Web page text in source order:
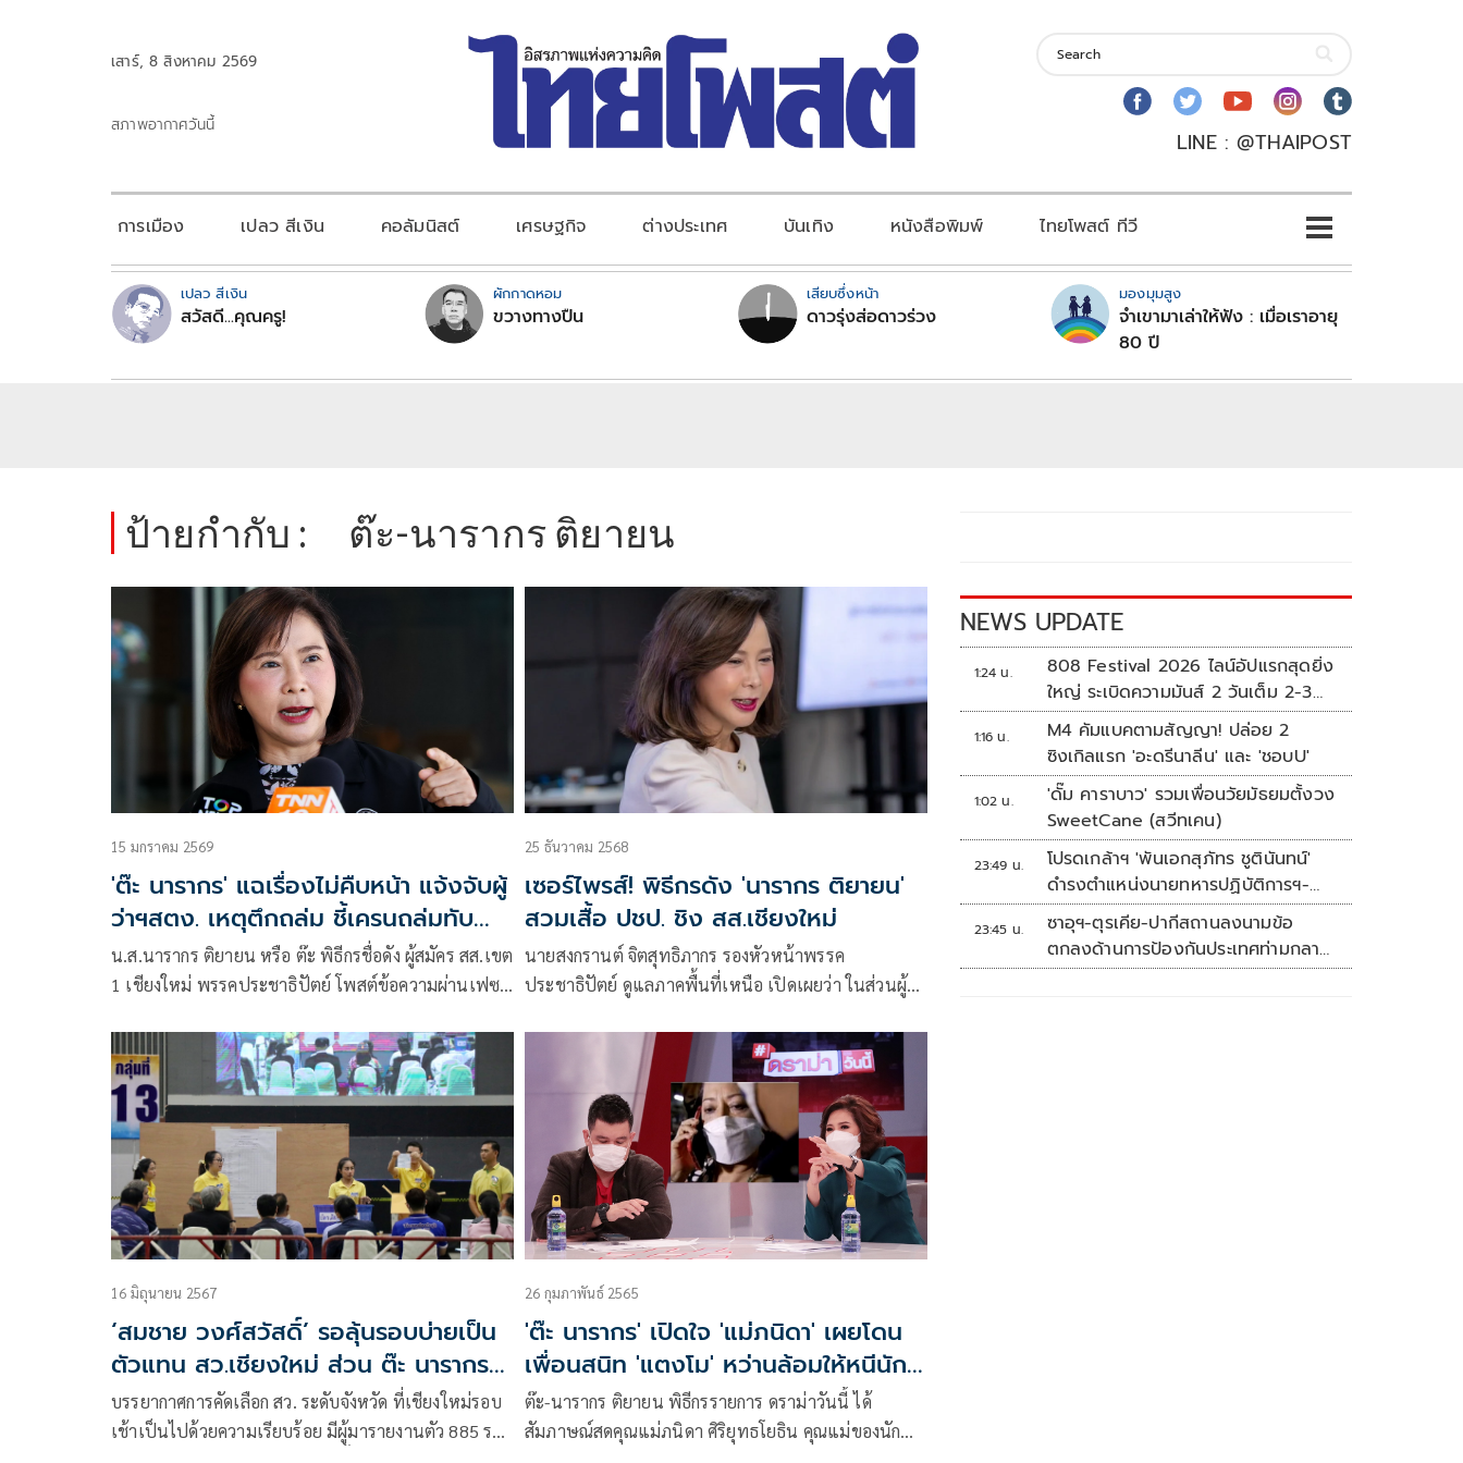
เสาร์, 8 สิงหาคม 2569
สภาพอากาศวันนี้
LINE : @THAIPOST
การเมือง เปลว สีเงิน คอลัมนิสต์ เศรษฐกิจ ต่างประเทศ บันเทิง หนังสือพิมพ์ ไทยโพสต์ ทีวี
เปลว สีเงิน
สวัสดี...คุณครู!
ผักกาดหอม
ขวางทางปืน
เสียบซึ่งหน้า
ดาวรุ่งส่อดาวร่วง
มองมุมสูง
จำเขามาเล่าให้ฟัง : เมื่อเราอายุ
80 ปี
ป้ายกำกับ : ต๊ะ-นารากร ติยายน
15 มกราคม 2569
'ต๊ะ นารากร' แฉเรื่องไม่คืบหน้า แจ้งจับผู้
ว่าฯสตง. เหตุตึกถล่ม ชี้เครนถล่มทับ
รถไฟต้องหาคนผิดให้ได้
น.ส.นารากร ติยายน หรือ ต๊ะ พิธีกรชื่อดัง ผู้สมัคร สส.เขต
1 เชียงใหม่ พรรคประชาธิปัตย์ โพสต์ข้อความผ่านเฟซบุ๊
ผู้รับเหมาเจ้าเดียวกัน แต่ตอนนี้ยังหาคนรับผิดชอบไม่ได้
25 ธันวาคม 2568
เซอร์ไพรส์! พิธีกรดัง 'นารากร ติยายน'
สวมเสื้อ ปชป. ชิง สส.เชียงใหม่
นายสงกรานต์ จิตสุทธิภากร รองหัวหน้าพรรค
ประชาธิปัตย์ ดูแลภาคพื้นที่เหนือ เปิดเผยว่า ในส่วนผู้
บริหาร(กก.บห.)พรรคฯ เรียบร้อยแล้ว มีดังนี้
16 มิถุนายน 2567
‘สมชาย วงศ์สวัสดิ์’ รอลุ้นรอบบ่ายเป็น
ตัวแทน สว.เชียงใหม่ ส่วน ต๊ะ นารากร
ตกรอบ
บรรยากาศการคัดเลือก สว. ระดับจังหวัด ที่เชียงใหม่รอบ
เช้าเป็นไปด้วยความเรียบร้อย มีผู้มารายงานตัว 885 ราย
26 กุมภาพันธ์ 2565
'ต๊ะ นารากร' เปิดใจ 'แม่ภนิดา' เผยโดน
เพื่อนสนิท 'แตงโม' หว่านล้อมให้หนีนัก
ข่าว!
ต๊ะ-นารากร ติยายน พิธีกรรายการ ดราม่าวันนี้ ได้
สัมภาษณ์สดคุณแม่ภนิดา ศิริยุทธโยธิน คุณแม่ของนัก
NEWS UPDATE
1:24 น.
808 Festival 2026 ไลน์อัปแรกสุดยิ่ง
ใหญ่ ระเบิดความมันส์ 2 วันเต็ม 2-3
ต.ค.นี้
1:16 น.
M4 คัมแบคตามสัญญา! ปล่อย 2
ซิงเกิลแรก 'อะดรีนาลีน' และ 'ชอบU'
1:02 น.
'ดั๊ม คาราบาว' รวมเพื่อนวัยมัธยมตั้งวง
SweetCane (สวีทเคน)
23:49 น.
โปรดเกล้าฯ 'พันเอกสุภัทร ชูตินันทน์'
ดำรงตำแหน่งนายทหารปฏิบัติการฯ-
พระราชทานยศ 'พลตรี'
23:45 น.
ซาอุฯ-ตุรเคีย-ปากีสถานลงนามข้อ
ตกลงด้านการป้องกันประเทศท่ามกลาง
สงครามในภูมิภาค